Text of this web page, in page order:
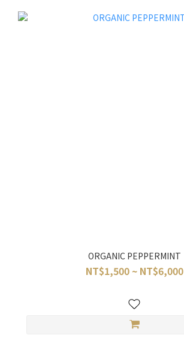
ORGANIC PEPPERMINT
NT$1,500 ~ NT$6,000